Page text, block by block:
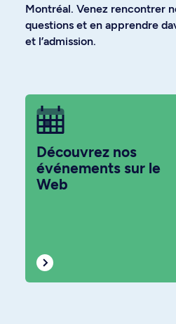
Montréal. Venez rencontrer
questions et en apprendre
et l’admission.
Découvrez nos
événements sur le
Web